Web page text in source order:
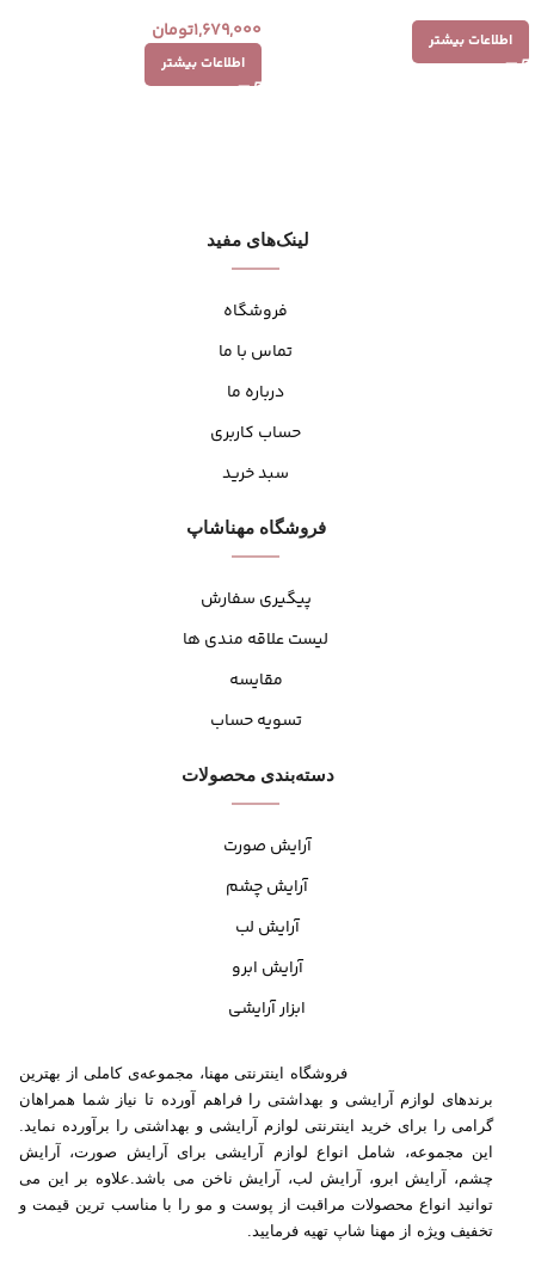
اطلاعات بیشتر
1,679,000تومان
اطلاعات بیشتر
لینک‌های مفید
فروشگاه
تماس با ما
درباره ما
حساب کاربری
سبد خرید
فروشگاه مهنا‌شاپ
پیگیری سفارش
لیست علاقه مندی ها
مقایسه
تسویه حساب
دسته‌بندی محصولات
آرایش صورت
آرایش چشم
آرایش لب
آرایش ابرو
ابزار آرایشی
فروشگاه اینترنتی مهنا، مجموعه‌ی کاملی از بهترین
برندهای لوازم آرایشی و بهداشتی را فراهم آورده تا نیاز شما همراهان
گرامی را برای خرید اینترنتی لوازم آرایشی و بهداشتی را برآورده نماید.
این مجموعه، شامل انواع لوازم آرایشی برای آرایش صورت، آرایش
چشم، آرایش ابرو، آرایش لب، آرایش ناخن می باشد.علاوه بر این می
توانید انواع محصولات مراقبت از پوست و مو را با مناسب ترین قیمت و
تخفیف ویژه از مهنا شاپ تهیه فرمایید.